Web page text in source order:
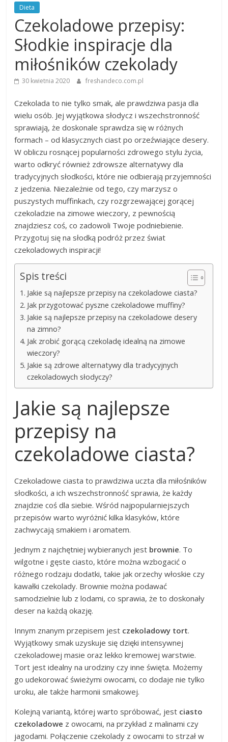
Dieta
Czekoladowe przepisy:
Słodkie inspiracje dla
miłośników czekolady
30 kwietnia 2020 freshandeco.com.pl
Czekolada to nie tylko smak, ale prawdziwa pasja dla
wielu osób. Jej wyjątkowa słodycz i wszechstronność
sprawiają, że doskonale sprawdza się w różnych
formach – od klasycznych ciast po orzeźwiające desery.
W obliczu rosnącej popularności zdrowego stylu życia,
warto odkryć również zdrowsze alternatywy dla
tradycyjnych słodkości, które nie odbierają przyjemności
z jedzenia. Niezależnie od tego, czy marzysz o
puszystych muffinkach, czy rozgrzewającej gorącej
czekoladzie na zimowe wieczory, z pewnością
znajdziesz coś, co zadowoli Twoje podniebienie.
Przygotuj się na słodką podróż przez świat
czekoladowych inspiracji!
Spis treści
Jakie są najlepsze przepisy na czekoladowe ciasta?
Jak przygotować pyszne czekoladowe muffiny?
Jakie są najlepsze przepisy na czekoladowe desery
na zimno?
Jak zrobić gorącą czekoladę idealną na zimowe
wieczory?
Jakie są zdrowe alternatywy dla tradycyjnych
czekoladowych słodyczy?
Jakie są najlepsze
przepisy na
czekoladowe ciasta?
Czekoladowe ciasta to prawdziwa uczta dla miłośników
słodkości, a ich wszechstronność sprawia, że każdy
znajdzie coś dla siebie. Wśród najpopularniejszych
przepisów warto wyróżnić kilka klasyków, które
zachwycają smakiem i aromatem.
Jednym z najchętniej wybieranych jest brownie. To
wilgotne i gęste ciasto, które można wzbogacić o
różnego rodzaju dodatki, takie jak orzechy włoskie czy
kawałki czekolady. Brownie można podawać
samodzielnie lub z lodami, co sprawia, że to doskonały
deser na każdą okazję.
Innym znanym przepisem jest czekoladowy tort.
Wyjątkowy smak uzyskuje się dzięki intensywnej
czekoladowej masie oraz lekko kremowej warstwie.
Tort jest idealny na urodziny czy inne święta. Możemy
go udekorować świeżymi owocami, co dodaje nie tylko
uroku, ale także harmonii smakowej.
Kolejną variantą, której warto spróbować, jest ciasto
czekoladowe z owocami, na przykład z malinami czy
jagodami. Połączenie czekolady z owocami to strzał w